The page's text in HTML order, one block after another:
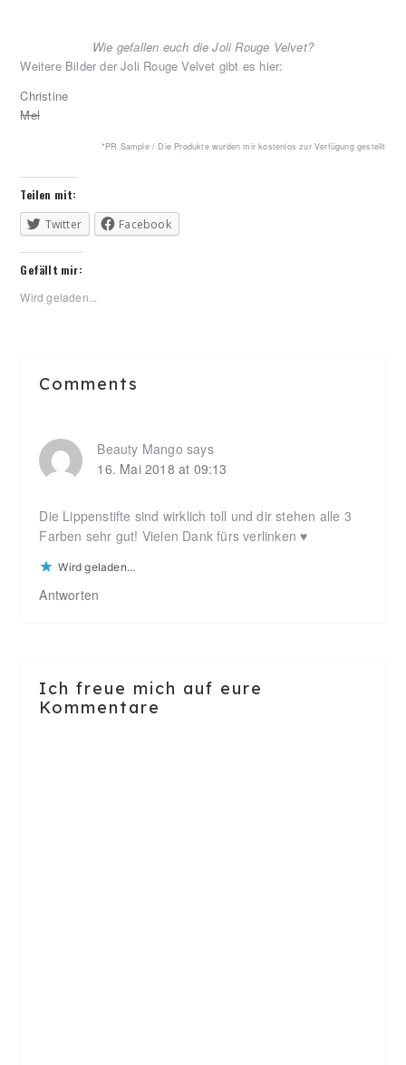
Wie gefallen euch die Joli Rouge Velvet?
Weitere Bilder der Joli Rouge Velvet gibt es hier:
Christine
Mel
*PR Sample / Die Produkte wurden mir kostenlos zur Verfügung gestellt
Teilen mit:
Twitter
Facebook
Gefällt mir:
Wird geladen...
Reader
Interactions
Comments
Beauty Mango says
16. Mai 2018 at 09:13
Die Lippenstifte sind wirklich toll und dir stehen alle 3
Farben sehr gut! Vielen Dank fürs verlinken ♥
Wird geladen...
Antworten
Ich freue mich auf eure
Kommentare